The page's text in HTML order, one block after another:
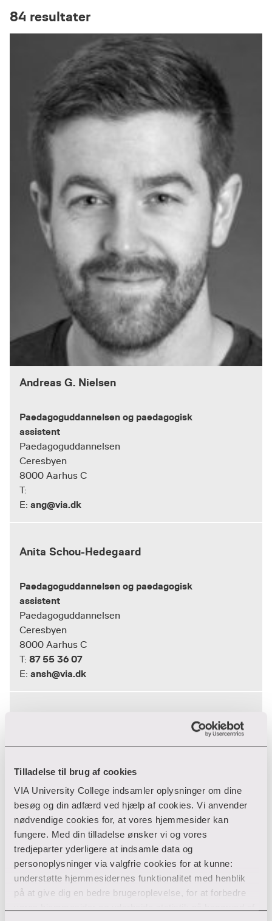
Tilladelse til brug af cookies
VIA University College indsamler oplysninger om dine
besøg og din adfærd ved hjælp af cookies. Vi anvender
nødvendige cookies for, at vores hjemmesider kan
fungere. Med din tilladelse ønsker vi og vores
tredjeparter yderligere at indsamle data og
personoplysninger via valgfrie cookies for at kunne:
understøtte hjemmesidernes funktionalitet med henblik
på at give dig en bedre brugeroplevelse, for at forbedre
84 resultater
Andreas G. Nielsen
Paedagoguddannelsen og paedagogisk
assistent
Paedagoguddannelsen
Ceresbyen
8000 Aarhus C
T:
E: ang@via.dk
Anita Schou-Hedegaard
Paedagoguddannelsen og paedagogisk
assistent
Paedagoguddannelsen
Ceresbyen
8000 Aarhus C
T: 87 55 36 07
E: ansh@via.dk
assistent
Paedagoguddannelsen
Ceresbyen
8000 Aarhus C
87 55 35 49
E:agun@via.dk
Anna Gabriel Top